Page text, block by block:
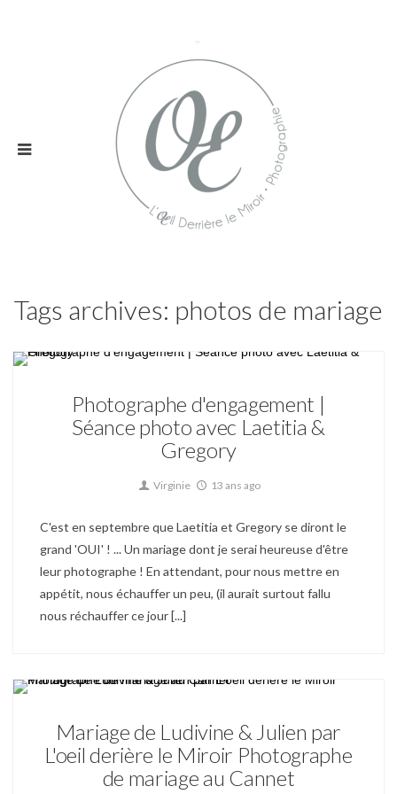
Tags archives: photos de mariage
Photographe d'engagement |
Séance photo avec Laetitia &
Gregory
Virginie 13 ans ago
C'est en septembre que Laetitia et Gregory se diront le
grand 'OUI' ! ... Un mariage dont je serai heureuse d'être
leur photographe ! En attendant, pour nous mettre en
appétit, nous échauffer un peu, (il aurait surtout fallu
nous réchauffer ce jour [...]
Mariage de Ludivine & Julien par
L'oeil derière le Miroir Photographe
de mariage au Cannet